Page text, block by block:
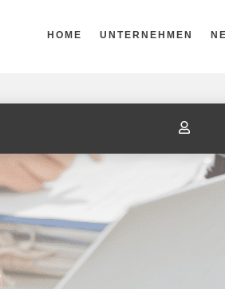
HOME UNTERNEHMEN
